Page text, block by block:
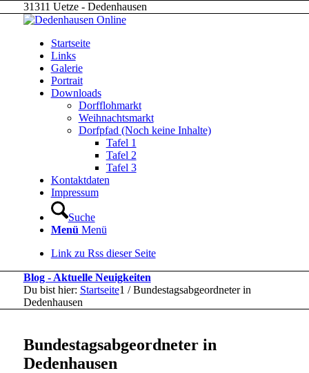
31311 Uetze - Dedenhausen
Startseite
Links
Galerie
Portrait
Downloads
Dorfflohmarkt
Weihnachtsmarkt
Dorfpfad (Noch keine Inhalte)
Tafel 1
Tafel 2
Tafel 3
Kontaktdaten
Impressum
Suche
Menü Menü
Link zu Rss dieser Seite
Blog - Aktuelle Neuigkeiten
Du bist hier: Startseite1 / Bundestagsabgeordneter in
Dedenhausen
Bundestagsabgeordneter in
Dedenhausen